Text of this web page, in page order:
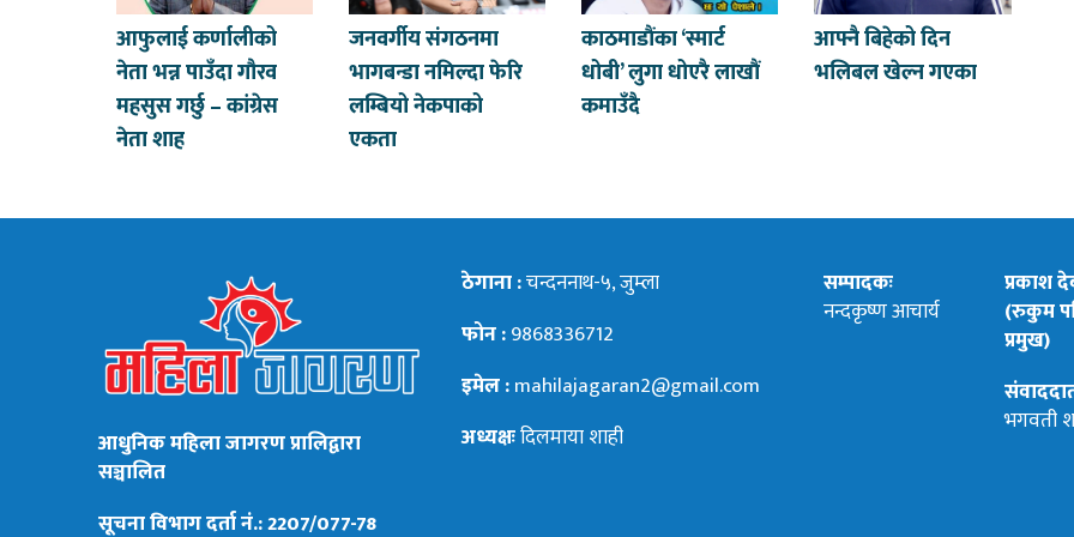
आफुलाई कर्णालीको
नेता भन्न पाउँदा गौरव
महसुस गर्छु – कांग्रेस
नेता शाह
जनवर्गीय संगठनमा
भागबन्डा नमिल्दा फेरि
लम्बियो नेकपाको
एकता
काठमाडौंका ‘स्मार्ट
धोबी’ लुगा धोएरै लाखौं
कमाउँदै
आफ्नै बिहेको दिन
भलिबल खेल्न गएका
आधुनिक महिला जागरण प्रालिद्वारा
सञ्चालित
सूचना विभाग दर्ता नं.: 2207/077-78
ठेगाना :चन्दननाथ-५, जुम्ला
फोन :9868336712
इमेल :mahilajagaran2@gmail.com
अध्यक्षःदिलमाया शाही
सम्पादकः
नन्दकृष्ण आचार्य
प्रकाश
(रुकुम
प्रमुख)
भगवती